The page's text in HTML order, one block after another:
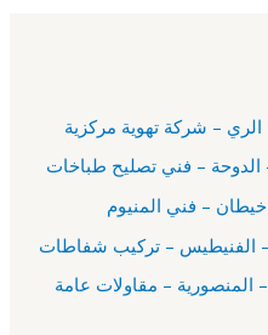
مقاولات عامة الكويت 66140865 – المنصورية – مقاولات عامة